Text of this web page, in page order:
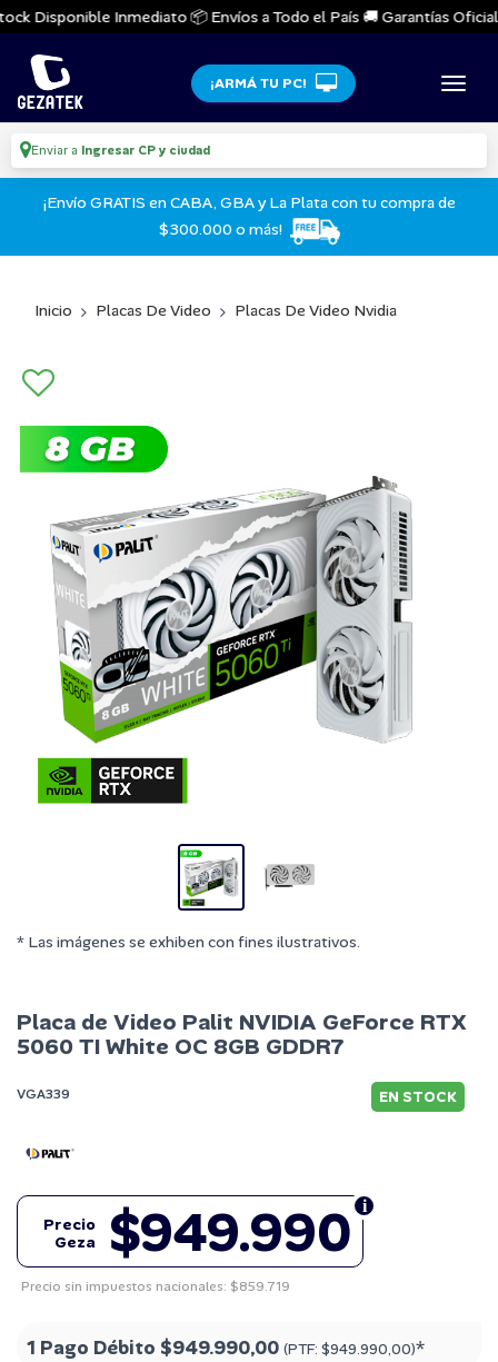
Disponible Inmediato 📦 Envíos a Todo el País 🚚 Garantías
¡ARMÁ TU PC!
Enviar a Ingresar CP y ciudad
¡Envío GRATIS en CABA, GBA y La Plata con tu compra de
$300.000 o más!
Inicio Placas De Video Placas De Video Nvidia
* Las imágenes se exhiben con fines ilustrativos.
Placa de Video Palit NVIDIA GeForce RTX
5060 TI White OC 8GB GDDR7
VGA339 EN STOCK
$949.990
Precio
Geza
Precio sin impuestos nacionales: $859.719
1 Pago Débito $949.990,00 (PTF: $949.990,00)*